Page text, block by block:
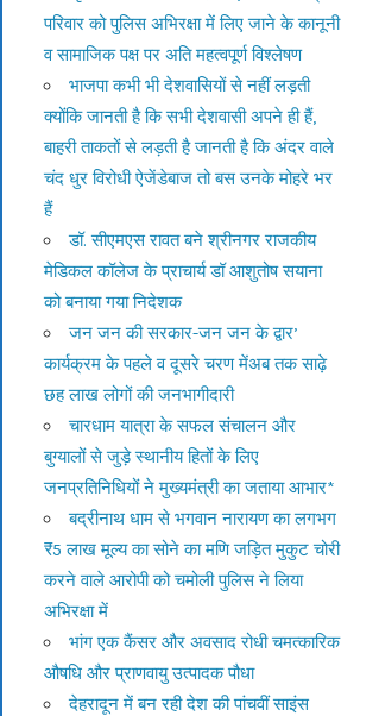
परिवार को पुलिस अभिरक्षा में लिए जाने के कानूनी
व सामाजिक पक्ष पर अति महत्वपूर्ण विश्लेषण
भाजपा कभी भी देशवासियों से नहीं लड़ती
क्योंकि जानती है कि सभी देशवासी अपने ही हैं,
बाहरी ताकतों से लड़ती है जानती है कि अंदर वाले
चंद धुर विरोधी ऐजेंडेबाज तो बस उनके मोहरे भर
हैं
डॉ. सीएमएस रावत बने श्रीनगर राजकीय
मेडिकल कॉलेज के प्राचार्य डॉ आशुतोष सयाना
को बनाया गया निदेशक
जन जन की सरकार-जन जन के द्वार’
कार्यक्रम के पहले व दूसरे चरण मेंअब तक साढ़े
छह लाख लोगों की जनभागीदारी
चारधाम यात्रा के सफल संचालन और
बुग्यालों से जुड़े स्थानीय हितों के लिए
जनप्रतिनिधियों ने मुख्यमंत्री का जताया आभार*
बद्रीनाथ धाम से भगवान नारायण का लगभग
₹5 लाख मूल्य का सोने का मणि जड़ित मुकुट चोरी
करने वाले आरोपी को चमोली पुलिस ने लिया
अभिरक्षा में
भांग एक कैंसर और अवसाद रोधी चमत्कारिक
औषधि और प्राणवायु उत्पादक पौधा
देहरादून में बन रही देश की पांचवीं साइंस